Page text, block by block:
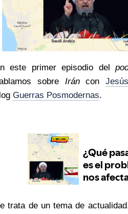
este primer episodio del
sobre Iráncon
Guerras Posmodernas.
trata de un tema de